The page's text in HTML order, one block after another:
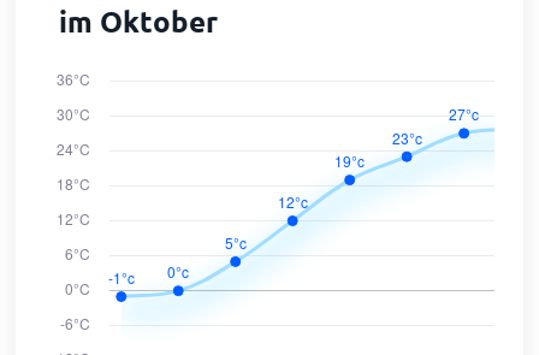
im Oktober